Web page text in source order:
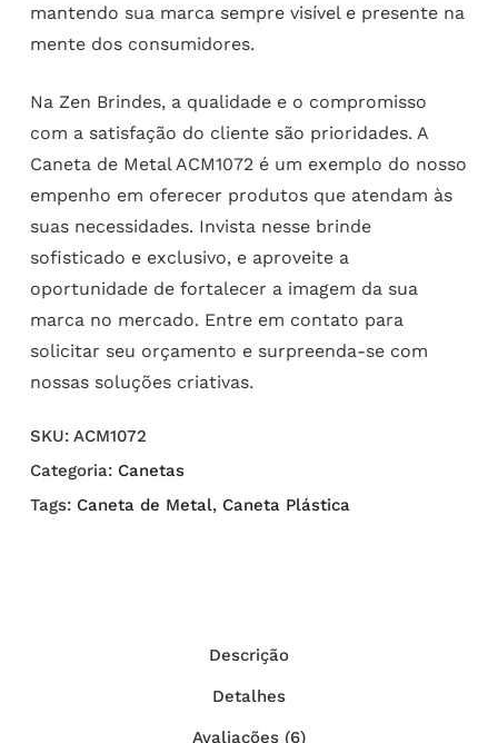
mantendo sua marca sempre visível e presente na
mente dos consumidores.
Na Zen Brindes, a qualidade e o compromisso
com a satisfação do cliente são prioridades. A
Caneta de Metal ACM1072 é um exemplo do nosso
empenho em oferecer produtos que atendam às
suas necessidades. Invista nesse brinde
sofisticado e exclusivo, e aproveite a
oportunidade de fortalecer a imagem da sua
marca no mercado. Entre em contato para
solicitar seu orçamento e surpreenda-se com
nossas soluções criativas.
SKU: ACM1072
Categoria: Canetas
Tags: Caneta de Metal, Caneta Plástica
Descrição
Detalhes
Avaliações (6)